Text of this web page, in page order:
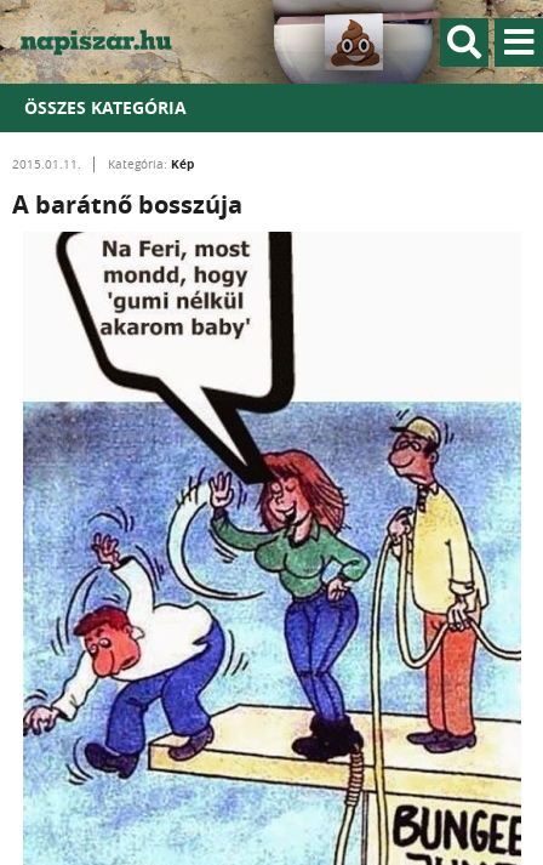
ÖSSZES KATEGÓRIA
2015.01.11. Kategória: Kép
A barátnő bosszúja